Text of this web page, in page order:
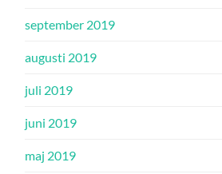
september 2019
augusti 2019
juli 2019
juni 2019
maj 2019